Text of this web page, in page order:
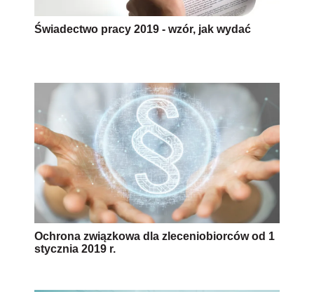
Świadectwo pracy 2019 - wzór, jak wydać
Ochrona związkowa dla zleceniobiorców od 1
stycznia 2019 r.